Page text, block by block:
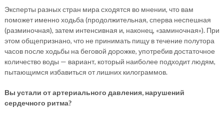
Эксперты разных стран мира сходятся во мнении, что вам
поможет именно ходьба (продолжительная, сперва неспешная
(разминочная), затем интенсивная и, наконец, «заминочная»). При
этом общепризнано, что не принимать пищу в течение полутора
часов после ходьбы на беговой дорожке, употребив достаточное
количество воды — вариант, который наиболее подходит людям,
пытающимся избавиться от лишних килограммов.
Вы устали от артериального давления, нарушений
сердечного ритма?